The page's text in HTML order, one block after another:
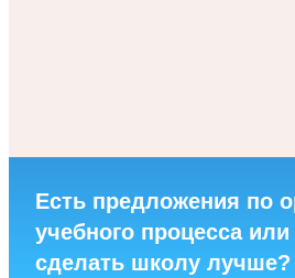
Есть предложения по
учебного процесса или
сделать школу лучше?